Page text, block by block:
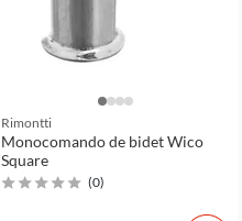
Rimontti
Monocomando de bidet Wico
Square
(0)